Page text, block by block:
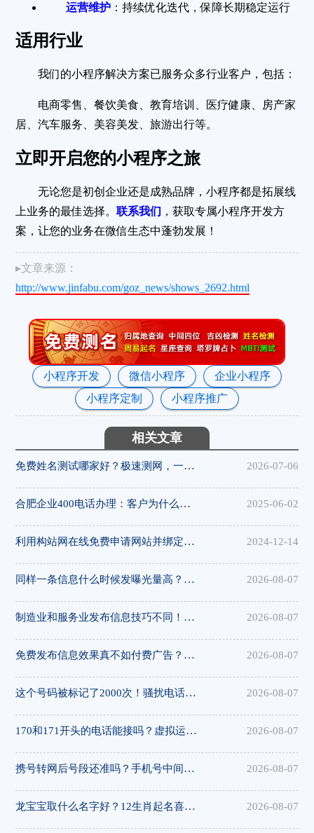
运营维护 ：持续优化迭代，保障长期稳定运行
适用行业
我们的小程序解决方案已服务众多行业客户，包括：
电商零售、餐饮美食、教育培训、医疗健康、房产家
居、汽车服务、美容美发、旅游出行等。
立即开启您的小程序之旅
无论您是初创企业还是成熟品牌，小程序都是拓展线
上业务的最佳选择。联系我们 ，获取专属小程序开发方
案，让您的业务在微信生态中蓬勃发展！
▸文章来源：
http://www.jinfabu.com/goz_news/shows_2692.html
小程序开发 微信小程序
企业小程序
小程序定制
小程序推广
相关文章
免费姓名测试哪家好？极速测网，一键解锁姓名隐藏寓意 2026-07-06
合肥企业400电话办理：客户为什么更愿意拨打400电话 2025-06-02
利用构站网在线免费申请网站并绑定域名 2024-12-14
同样一条信息什么时候发曝光量高？发布时间策略揭秘，集发布网帮您选对时间 2026-08-07
制造业和服务业发布信息技巧不同！20个免费平台行业攻略，集发布网全行业覆盖 2026-08-07
免费发布信息效果真不如付费广告？20个平台对比实测，集发布网性价比出众 2026-08-07
这个号码被标记了2000次！骚扰电话查询攻略，极速测网帮您远离骚扰 2026-08-07
170和171开头的电话能接吗？虚拟运营商号码识别指南，极速测网帮您判断 2026-08-07
携号转网后号段还准吗？手机号中间4位查询新变化，极速测网帮您识别 2026-08-07
龙宝宝取什么名字好？12生肖起名喜忌大全，极速测网帮您选对字 2026-08-07